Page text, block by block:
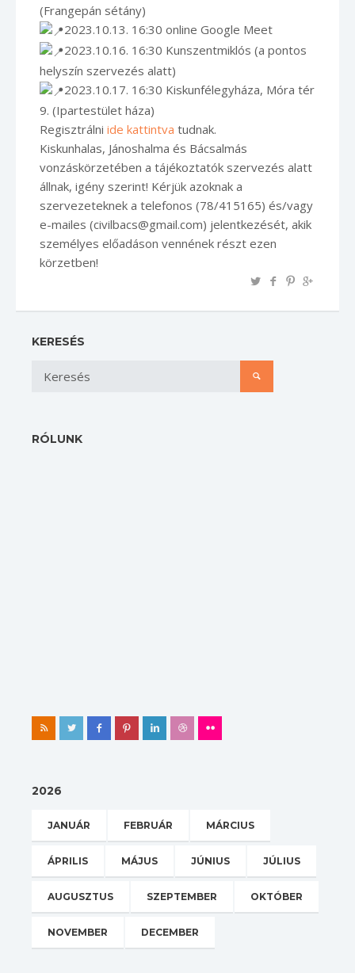
(Frangepán sétány)
2023.10.13. 16:30 online Google Meet
2023.10.16. 16:30 Kunszentmiklós (a pontos
helyszín szervezés alatt)
2023.10.17. 16:30 Kiskunfélegyháza, Móra tér
9. (Ipartestület háza)
Regisztrálni ide kattintva tudnak.
Kiskunhalas, Jánoshalma és Bácsalmás
vonzáskörzetében a tájékoztatók szervezés alatt
állnak, igény szerint! Kérjük azoknak a
szervezeteknek a telefonos (78/415165) és/vagy
e-mailes (civilbacs@gmail.com) jelentkezését, akik
személyes előadáson vennének részt ezen
körzetben!
KERESÉS
RÓLUNK
2026
JANUÁR FEBRUÁR MÁRCIUS
ÁPRILIS MÁJUS JÚNIUS JÚLIUS
AUGUSZTUS SZEPTEMBER OKTÓBER
NOVEMBER DECEMBER